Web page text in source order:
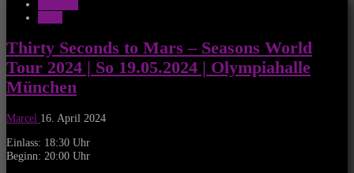
Thirty Seconds to Mars – Seasons World
Tour 2024 | So 19.05.2024 | Olympiahalle
München
Marcel 16. April 2024
Einlass: 18:30 Uhr
Beginn: 20:00 Uhr